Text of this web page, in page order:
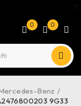
0 0
Benz /
9G33